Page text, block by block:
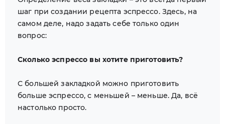
шаг при создании рецепта эспрессо. Здесь, на
самом деле, надо задать себе только один
вопрос:
Сколько эспрессо вы хотите приготовить?
С большей закладкой можно приготовить
больше эспрессо, с меньшей – меньше. Да, всё
настолько просто.